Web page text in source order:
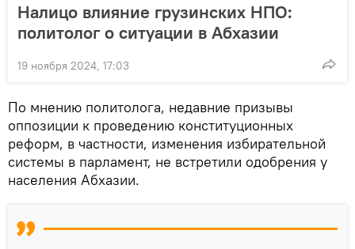
Налицо влияние грузинских НПО:
политолог о ситуации в Абхазии
19 ноября 2024, 17:03
По мнению политолога, недавние призывы
оппозиции к проведению конституционных
реформ, в частности, изменения избирательной
системы в парламент, не встретили одобрения у
населения Абхазии.